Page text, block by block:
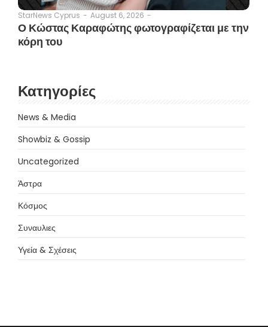
StarNews Cyprus - August 6, 2026 -
Ο Κώστας Καραφώτης φωτογραφίζεται με την
κόρη του
Κατηγορίες
News & Media
Showbiz & Gossip
Uncategorized
Άστρα
Κόσμος
Συναυλιες
Υγεία & Σχέσεις